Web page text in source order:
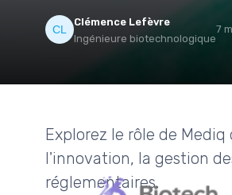
Clémence Lefèvre
Ingénieure biotechnologique
7
Explorez le rôle de
l'innovation, la gestion
réglementaires.